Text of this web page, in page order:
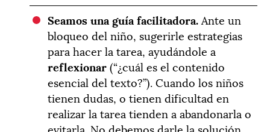
Seamos una guía facilitadora.Ante un
bloqueo del niño, sugerirle estrategias
para hacer la tarea, ayudándole a
reflexionar(“¿cuál es el contenido
esencial del texto?”). Cuando los niños
tienen dudas, o tienen dificultad en
realizar la tarea tienden a abandonarla o
evitarla. No debemos darle la solución,